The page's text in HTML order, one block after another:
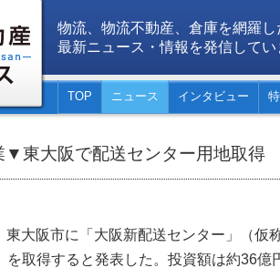
物流、物流不動産、倉庫を網羅し
最新ニュース・情報を発信してい
TOP ニュース インタビュー
▼東大阪で配送センター用地取得
東大阪市に「大阪新配送センター」（仮
を取得すると発表した。投資額は約36億